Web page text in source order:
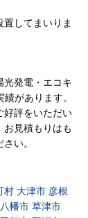
してまいりま
光発電・エコキ
があります。
好評をいただい
お見積もりはも
い。
村 大津市 彦根
幡市 草津市